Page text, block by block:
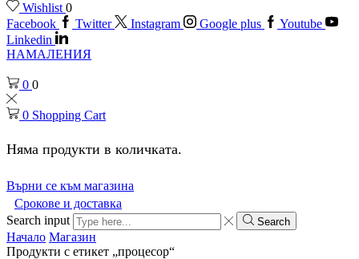
Wishlist 0
Facebook
Twitter Instagram Google plus
Youtube
Linkedin
НАМАЛЕНИЯ
0 0
0 Shopping Cart
Няма продукти в количката.
Върни се към магазина
Срокове и доставка
Search input
Search
Начало Магазин
Продукти с етикет „процесор“